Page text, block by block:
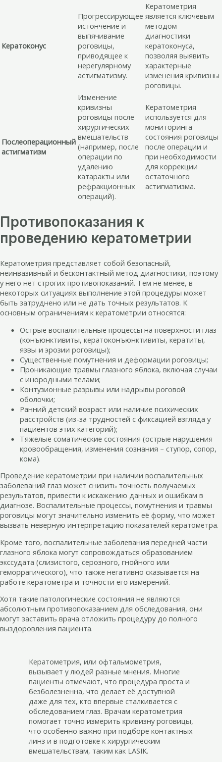
Кератоконус
Прогрессирующее
истончение и
выпячивание
роговицы,
приводящее к
нерегулярному
астигматизму.
Кератометрия
является ключевым
методом
диагностики
кератоконуса,
позволяя выявить
характерные
изменения кривизны
роговицы.
Послеоперационный
астигматизм
Изменение
кривизны
роговицы после
хирургических
вмешательств
(например, после
операции по
удалению
катаракты или
рефракционных
операций).
Кератометрия
используется для
мониторинга
состояния роговицы
после операции и
при необходимости
для коррекции
остаточного
астигматизма.
Противопоказания к
проведению кератометрии
Кератометрия представляет собой безопасный,
неинвазивный и бесконтактный метод диагностики, поэтому
у него нет строгих противопоказаний. Тем не менее, в
некоторых ситуациях выполнение этой процедуры может
быть затруднено или не дать точных результатов. К
основным ограничениям к кератометрии относятся:
Острые воспалительные процессы на поверхности глаз
(конъюнктивиты, кератоконъюнктивиты, кератиты,
язвы и эрозии роговицы);
Существенные помутнения и деформации роговицы;
Проникающие травмы глазного яблока, включая случаи
с инородными телами;
Контузионные разрывы или надрывы роговой
оболочки;
Ранний детский возраст или наличие психических
расстройств (из-за трудностей с фиксацией взгляда у
пациентов этих категорий);
Тяжелые соматические состояния (острые нарушения
кровообращения, изменения сознания – ступор, сопор,
кома).
Проведение кератометрии при наличии воспалительных
заболеваний глаз может снизить точность получаемых
результатов, привести к искажению данных и ошибкам в
диагнозе. Воспалительные процессы, помутнения и травмы
роговицы могут значительно изменить её форму, что может
вызвать неверную интерпретацию показателей кератометра.
Кроме того, воспалительные заболевания передней части
глазного яблока могут сопровождаться образованием
экссудата (слизистого, серозного, гнойного или
геморрагического), что также негативно сказывается на
работе кератометра и точности его измерений.
Хотя такие патологические состояния не являются
абсолютным противопоказанием для обследования, они
могут заставить врача отложить процедуру до полного
выздоровления пациента.
Кератометрия, или офтальмометрия,
вызывает у людей разные мнения. Многие
пациенты отмечают, что процедура проста и
безболезненна, что делает её доступной
даже для тех, кто впервые сталкивается с
обследованием глаз. Врачам кератометрия
помогает точно измерить кривизну роговицы,
что особенно важно при подборе контактных
линз и в подготовке к хирургическим
вмешательствам, таким как LASIK.